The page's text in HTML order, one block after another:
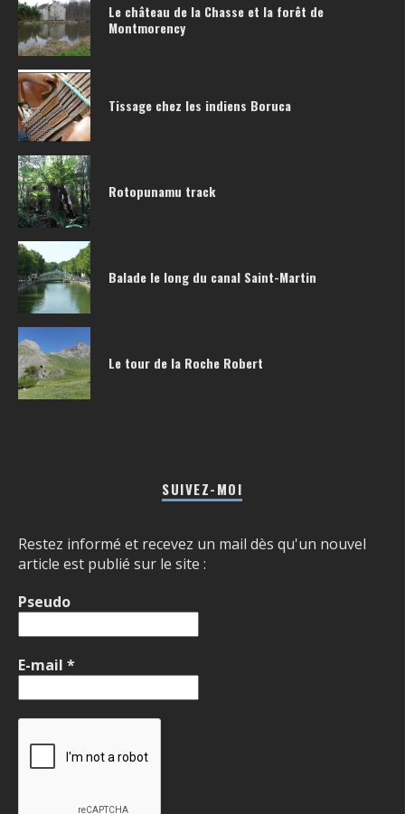
Le château de la Chasse et la forêt de
Montmorency
Tissage chez les indiens Boruca
Rotopunamu track
Balade le long du canal Saint-Martin
Le tour de la Roche Robert
SUIVEZ-MOI
Restez informé et recevez un mail dès qu'un nouvel
article est publié sur le site :
Pseudo
E-mail *